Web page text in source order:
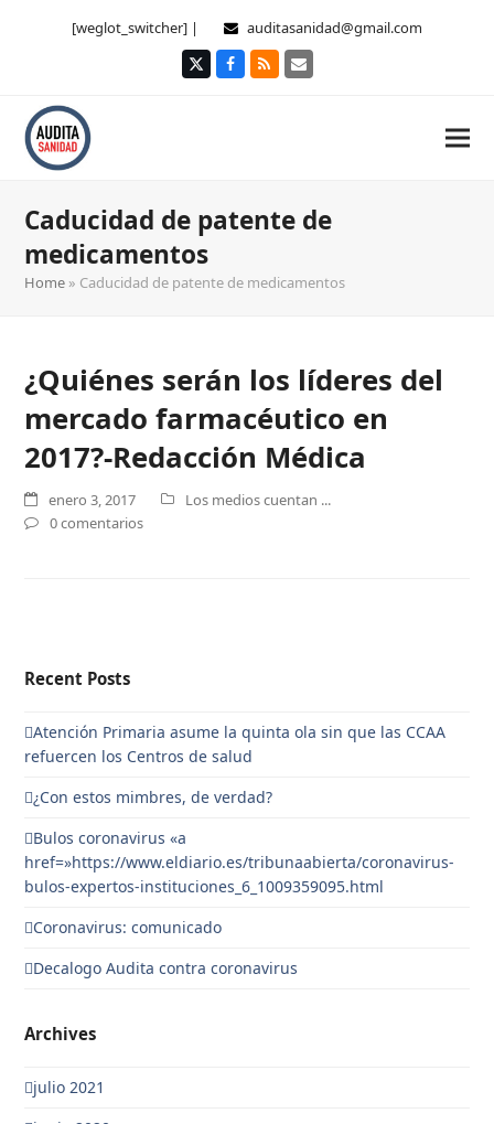
[weglot_switcher] | auditasanidad@gmail.com
TwitterFacebook
RSS Correo
Caducidad de patente de
medicamentos
Home » Caducidad de patente de medicamentos
¿Quiénes serán los líderes del
mercado farmacéutico en
2017?-Redacción Médica
enero 3, 2017
Los medios cuentan ...
0 comentarios
Recent Posts
Atención Primaria asume la quinta ola sin que las CCAA
refuercen los Centros de salud
¿Con estos mimbres, de verdad?
Bulos coronavirus «a
href=»https://www.eldiario.es/tribunaabierta/coronavirus-
bulos-expertos-instituciones_6_1009359095.html
Coronavirus: comunicado
Decalogo Audita contra coronavirus
Archives
julio 2021